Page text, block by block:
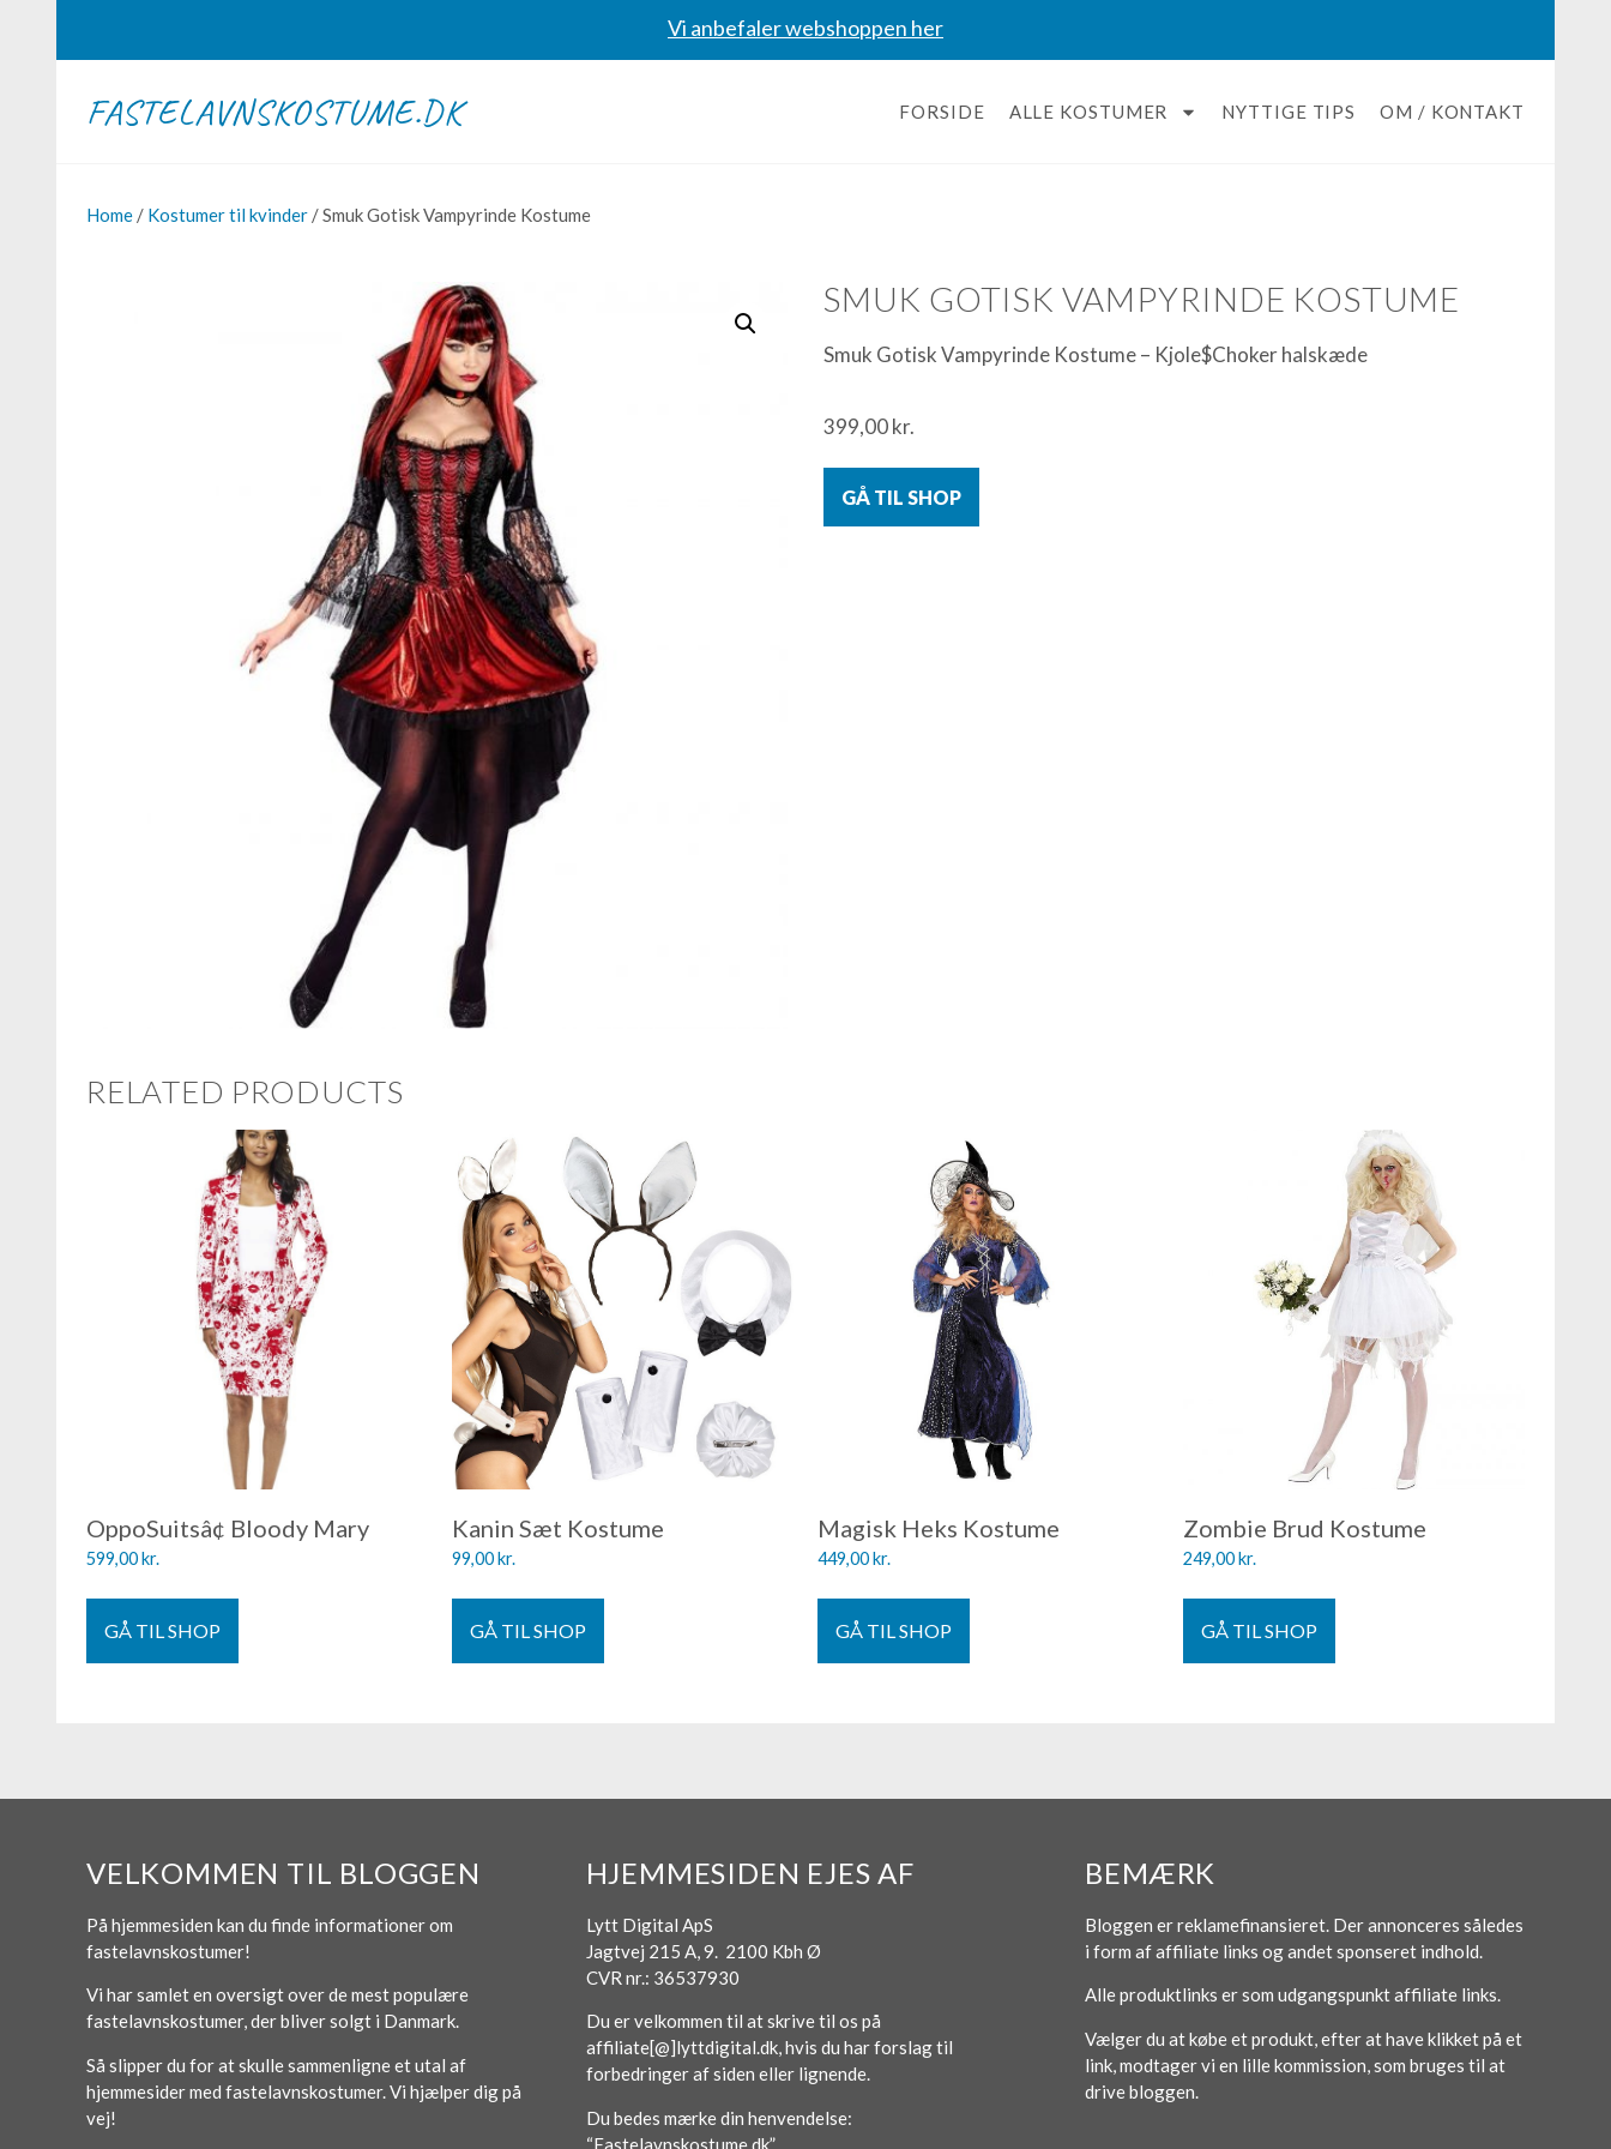
Vi anbefaler webshoppen her
FASTELAVNSKOSTUME.DK FORSIDE ALLE KOSTUMER NYTTIGE TIPS OM / KONTAKT
Home / Kostumer til kvinder / Smuk Gotisk Vampyrinde Kostume
SMUK GOTISK VAMPYRINDE KOSTUME
Smuk Gotisk Vampyrinde Kostume – Kjole$Choker halskæde
399,00kr.
GÅ TIL SHOP
RELATED PRODUCTS
OppoSuitsâ¢ Bloody Mary
599,00kr.
GÅ TIL SHOP
Kanin Sæt Kostume
99,00kr.
GÅ TIL SHOP
Magisk Heks Kostume
449,00kr.
GÅ TIL SHOP
Zombie Brud Kostume
249,00kr.
GÅ TIL SHOP
VELKOMMEN TIL BLOGGEN
På hjemmesiden kan du finde informationer om
fastelavnskostumer!
Vi har samlet en oversigt over de mest populære
fastelavnskostumer, der bliver solgt i Danmark.
Så slipper du for at skulle sammenligne et utal af
hjemmesider med fastelavnskostumer. Vi hjælper dig på
vej!
HJEMMESIDEN EJES AF
Lytt Digital ApS
Jagtvej 215 A, 9. 2100 Kbh Ø
CVR nr.: 36537930
Du er velkommen til at skrive til os på
affiliate[@]lyttdigital.dk, hvis du har forslag til
forbedringer af siden eller lignende.
Du bedes mærke din henvendelse:
“Fastelavnskostume.dk”
BEMÆRK
Bloggen er reklamefinansieret. Der annonceres således
i form af affiliate links og andet sponseret indhold.
Alle produktlinks er som udgangspunkt affiliate links.
Vælger du at købe et produkt, efter at have klikket på et
link, modtager vi en lille kommission, som bruges til at
drive bloggen.